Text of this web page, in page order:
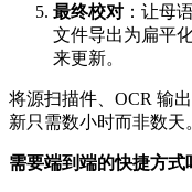
最终校对 ：让母
文件导出为扁平
来更新。
将源扫描件、OCR 输
新只需数小时而非数天
需要端到端的快捷方式